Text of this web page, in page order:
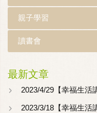
親子學習
讀書會
最新文章
2023/4/29【幸福生活
2023/3/18【幸福生活